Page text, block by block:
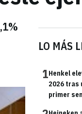
LO MÁS
1Henkel
2026 tras
primer